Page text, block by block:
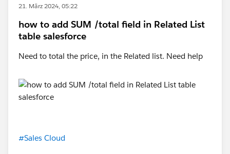
21. März 2024, 05:22
how to add SUM /total field in Related List
table salesforce
Need to total the price, in the Related list. Need help
#Sales Cloud